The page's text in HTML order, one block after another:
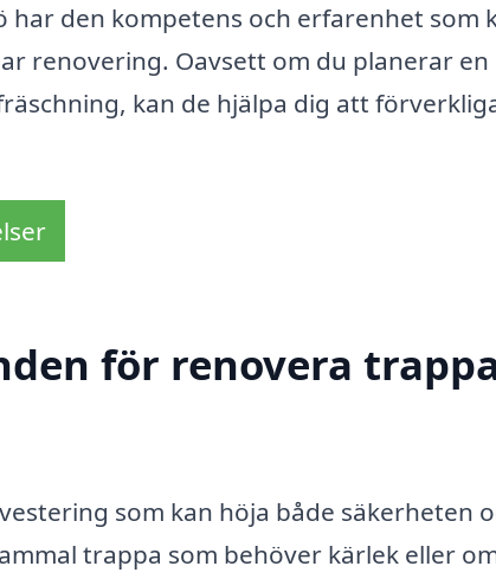
den kompetens och erfarenhet som
renovering. Oavsett om du planerar en
kan de hjälpa dig att
för renovera
som kan höja både säkerheten
trappa som behöver kärlek eller